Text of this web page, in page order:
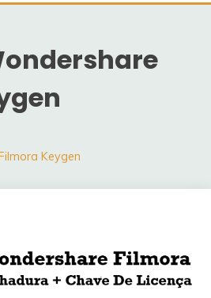
Keygen